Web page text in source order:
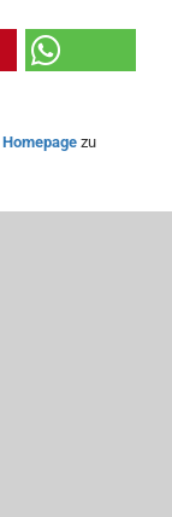
Homepage zu